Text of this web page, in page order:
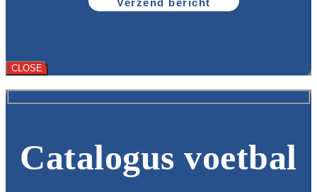
CLOSE
Catalogus voetbal